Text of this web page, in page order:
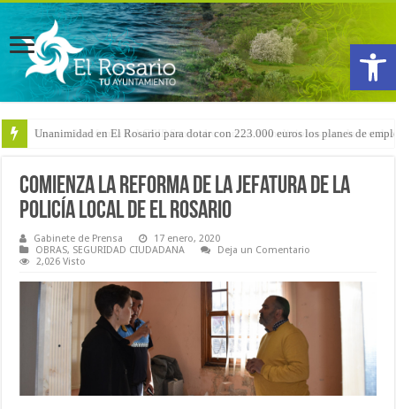
Abrir
Arranca la reforma del CEIP San Isidro con las demoliciones para la
Comienza la reforma de la jefatura de la
Policía Local de El Rosario
Gabinete de Prensa
17 enero, 2020
OBRAS, SEGURIDAD CIUDADANA
Deja un Comentario
2,026 Visto